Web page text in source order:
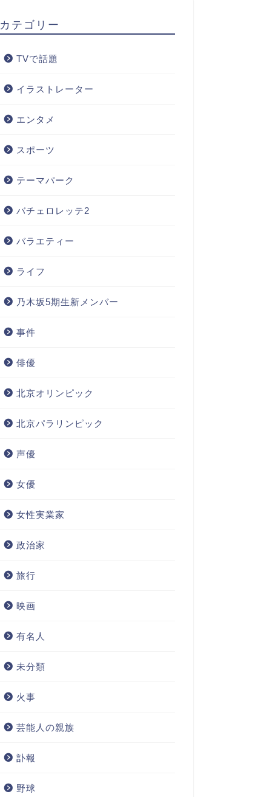
カテゴリー
TVで話題
イラストレーター
エンタメ
スポーツ
テーマパーク
バチェロレッテ2
バラエティー
ライフ
乃木坂5期生新メンバー
事件
俳優
北京オリンピック
北京パラリンピック
声優
女優
女性実業家
政治家
旅行
映画
有名人
未分類
火事
芸能人の親族
訃報
野球